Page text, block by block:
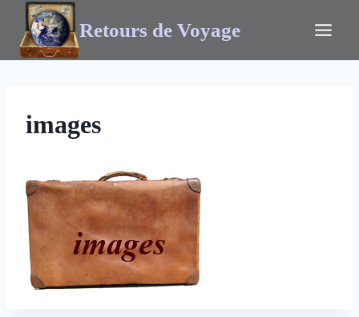
Retours de Voyage
images